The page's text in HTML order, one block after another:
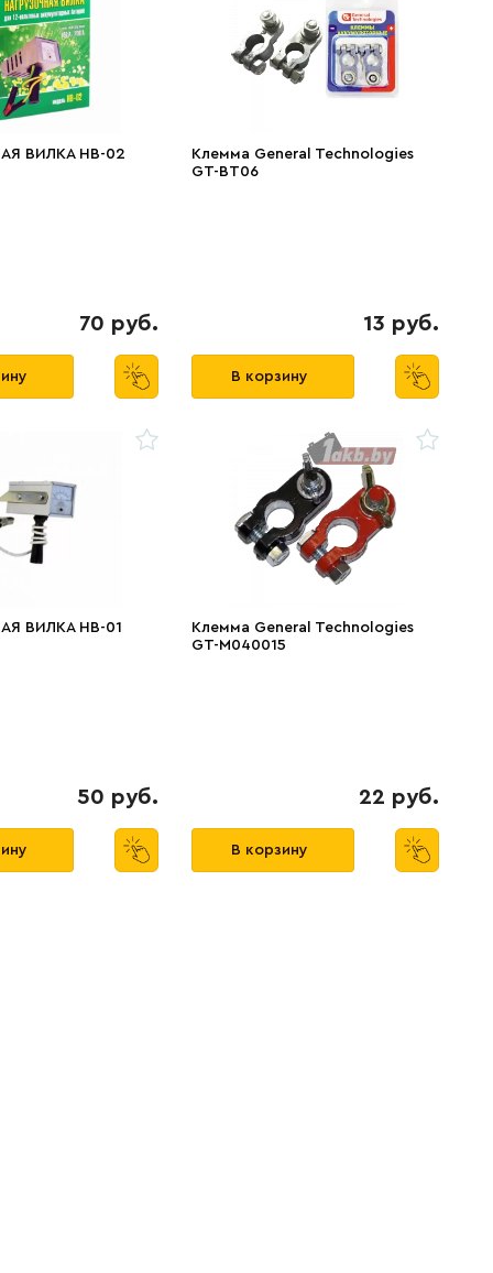
ВИЛКА НВ-02
70 руб.
Клемма General Technologies
GT-BT06
13 руб.
В корзину
ВИЛКА НВ-01
50 руб.
Клемма General Technologies
GT-M040015
22 руб.
В корзину